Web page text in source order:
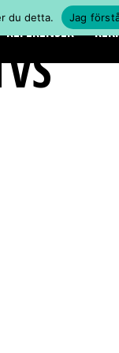
REFERENSER
du detta. Jag